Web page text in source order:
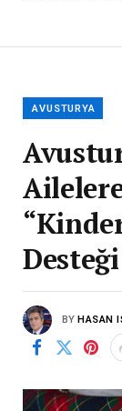
AVUSTURYA
BY HASAN